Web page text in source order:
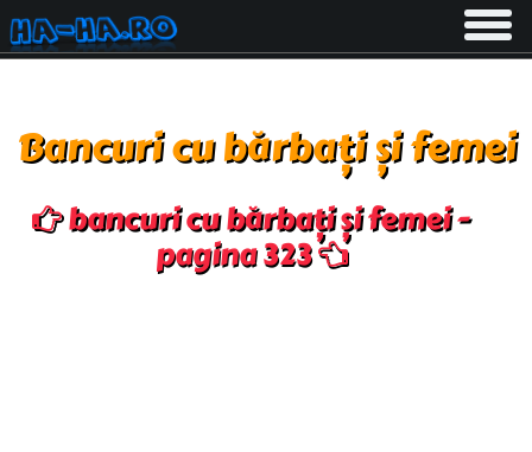
Toggle
Bancuri cu bărbați și femei
bancuri cu bărbați și femei -
pagina 323